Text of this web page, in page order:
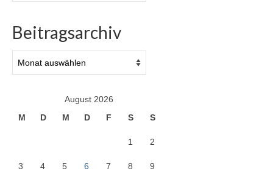
Beitragsarchiv
August 2026
M
D M D F S S
1 2
3 4 5 6 7 8 9